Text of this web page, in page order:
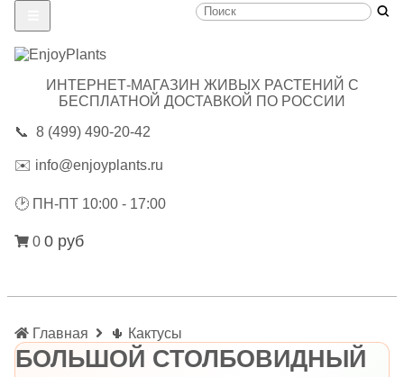
ИНТЕРНЕТ-МАГАЗИН ЖИВЫХ РАСТЕНИЙ С
БЕСПЛАТНОЙ ДОСТАВКОЙ ПО РОССИИ
📞 8 (499) 490-20-42
✉️ info@enjoyplants.ru
🕑 ПН-ПТ 10:00 - 17:00
0 0 руб
Главная 🌵 Кактусы
БОЛЬШОЙ СТОЛБОВИДНЫЙ